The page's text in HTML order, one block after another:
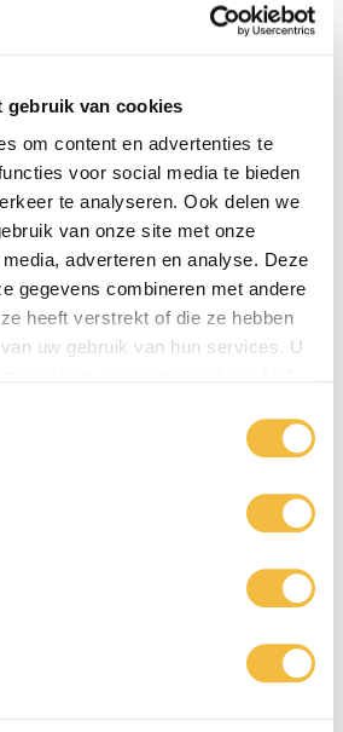
gebruik van cookies
om content en advertenties te
voor social media te bieden
te analyseren. Ook delen we
van onze site met onze
adverteren en analyse. Deze
gegevens combineren met andere
heeft verstrekt of die ze hebben
uw gebruik van hun services. U